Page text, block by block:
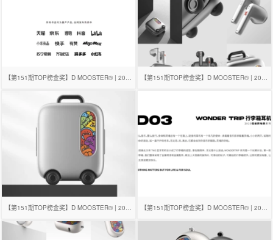
【第151期TOP榜金奖】D MOOSTER® | 2023年度总结 【第151期TOP榜金奖】D MOOSTER® | 2023年度总结
【第151期TOP榜金奖】D MOOSTER® | 2023年度总结 【第151期TOP榜金奖】D MOOSTER® | 2023年度总结